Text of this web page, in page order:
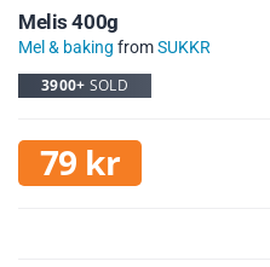
Melis 400g
Mel & baking fromSUKKR
3900+ SOLD
79 kr